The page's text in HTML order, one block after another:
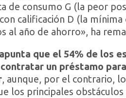
de consumo G (la peor
calificación D (la mínima
al año de ahorro», ha
que el 54% de los
un préstamo
, aunque, por el contrario,
los principales obstáculos